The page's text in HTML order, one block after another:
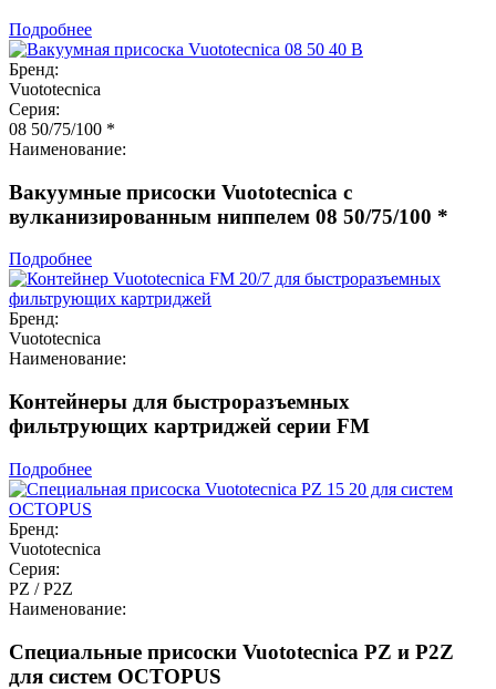
Подробнее
Бренд:
Vuototecnica
Серия:
08 50/75/100 *
Наименование:
Вакуумные присоски Vuototecnica с
вулканизированным ниппелем 08 50/75/100 *
Подробнее
Бренд:
Vuototecnica
Наименование:
Контейнеры для быстроразъемных
фильтрующих картриджей серии FM
Подробнее
Бренд:
Vuototecnica
Серия:
PZ / P2Z
Наименование:
Специальные присоски Vuototecnica PZ и P2Z
для систем OCTOPUS